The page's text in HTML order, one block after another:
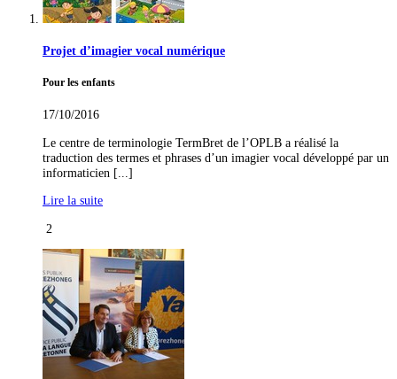
Projet d’imagier vocal numérique
Pour les enfants
17/10/2016
Le centre de terminologie TermBret de l’OPLB a réalisé la
traduction des termes et phrases d’un imagier vocal développé par un
informaticien [...]
Lire la suite
2